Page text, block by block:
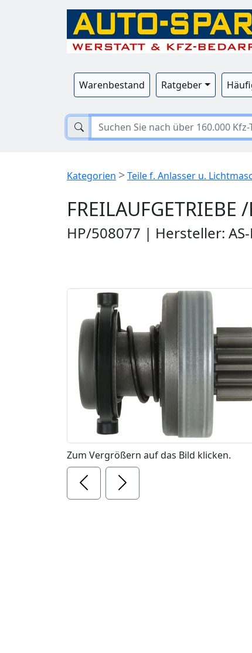
Warenbestand Ratgeber
Kategorien >Teile f. Anlasser u.
FREILAUFGETRIEBE
HP/508077 | Hersteller:
Zum Vergrößern auf das Bild klicken.
PreviousNext